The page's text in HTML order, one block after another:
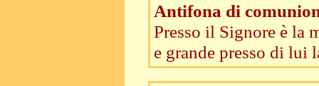
Antifona di
Presso il Signore è la
e grande presso di lui